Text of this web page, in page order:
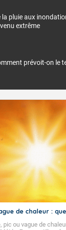
la pluie aux
extrême
prévoit-on le
de chaleur :
pic ou vague de